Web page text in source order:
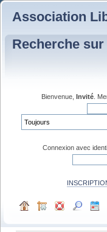
Association
Recherche
Bienvenue, Invité .
Connexion avec